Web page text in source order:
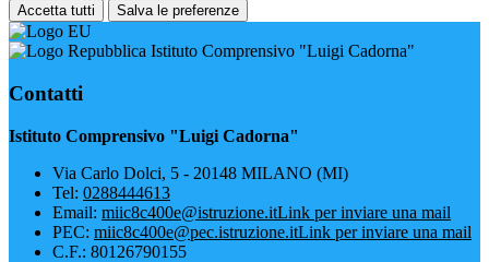
Accetta tutti Salva le preferenze
Istituto Comprensivo "Luigi Cadorna"
Contatti
Istituto Comprensivo "Luigi Cadorna"
Via Carlo Dolci, 5 - 20148 MILANO (MI)
Tel: 0288444613
Email: miic8c400e@istruzione.itLink per inviare una mail
PEC: miic8c400e@pec.istruzione.itLink per inviare una mail
C.F.: 80126790155